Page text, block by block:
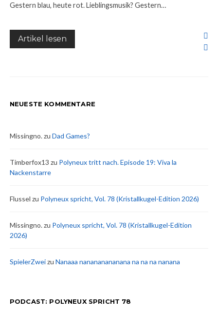
Gestern blau, heute rot. Lieblingsmusik? Gestern…
Artikel lesen
NEUESTE KOMMENTARE
Missingno.zu Dad Games?
Timberfox13 zu Polyneux tritt nach. Episode 19: Viva la
Nackenstarre
Flussel zu Polyneux spricht, Vol. 78 (Kristallkugel-Edition 2026)
Missingno.zu Polyneux spricht, Vol. 78 (Kristallkugel-Edition
2026)
SpielerZweizu Nanaaa nanananananana na na na nanana
PODCAST: POLYNEUX SPRICHT 78